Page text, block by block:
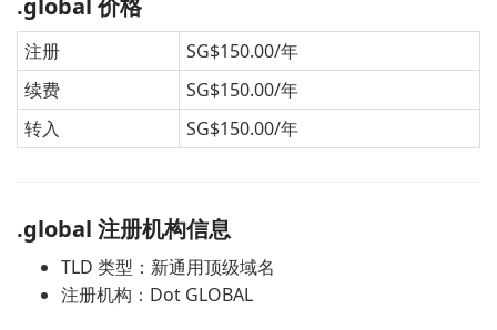
.global 价格
注册
SG$150.00/年
续费
SG$150.00/年
转入
SG$150.00/年
.global 注册机构信息
TLD 类型：新通用顶级域名
注册机构：Dot GLOBAL